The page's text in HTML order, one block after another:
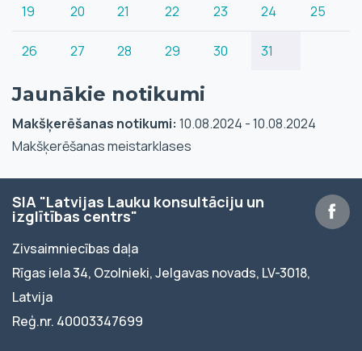
19 20 21 22 23 24 25
26 27 28 29 30 31
Jaunākie notikumi
Makšķerēšanas notikumi: 10.08.2024 - 10.08.2024
Makšķerēšanas meistarklases
SIA "Latvijas Lauku konsultāciju un
izglītības centrs"
Zivsaimniecības daļa
Rīgas iela 34, Ozolnieki, Jelgavas novads, LV-3018,
Latvija
Reģ.nr. 40003347699